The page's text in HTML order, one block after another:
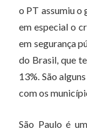
o PT assumiu o
em especial o
em segurança
do Brasil, que
13%. São
com os
São Paulo é